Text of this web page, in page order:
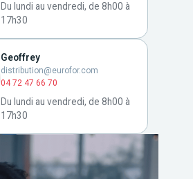
Du lundi au vendredi, de 8h00 à
17h30
Geoffrey
distribution@eurofor.com
04 72 47 66 70
Du lundi au vendredi, de 8h00 à
17h30